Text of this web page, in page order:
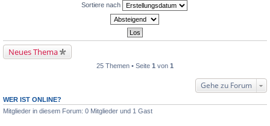
Sortiere nach
Neues Thema
25 Themen • Seite 1 von 1
Gehe zu Forum
WER IST ONLINE?
Mitglieder in diesem Forum: 0 Mitglieder und 1 Gast